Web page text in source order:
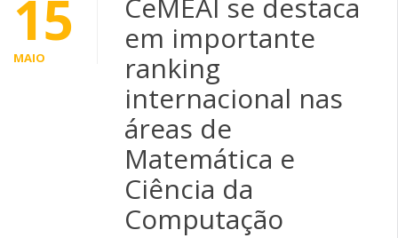
15
MAIO
CeMEAI se destaca
em importante
ranking
internacional nas
áreas de
Matemática e
Ciência da
Computação